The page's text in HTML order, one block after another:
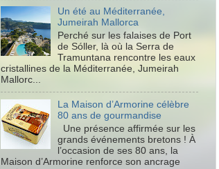
Un été au Méditerranée,
Jumeirah Mallorca
Perché sur les falaises de Port
de Sóller, là où la Serra de
Tramuntana rencontre les eaux
cristallines de la Méditerranée, Jumeirah
Mallorc...
La Maison d’Armorine célèbre
80 ans de gourmandise
Une présence affirmée sur les
grands événements bretons ! À
l’occasion de ses 80 ans, la
Maison d’Armorine renforce son ancrage